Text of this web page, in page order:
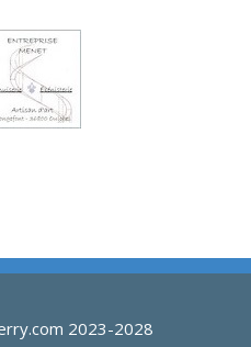
2023-2028